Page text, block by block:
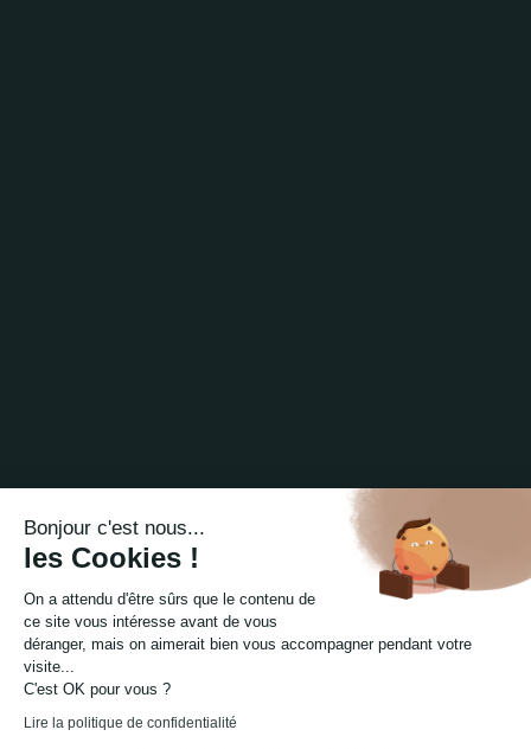
Bonjour c'est nous...
les Cookies !
On a attendu d'être sûrs que le contenu de
ce site vous intéresse avant de vous
déranger, mais on aimerait bien vous accompagner pendant votre
visite...
C'est OK pour vous ?
Lire la politique de confidentialité